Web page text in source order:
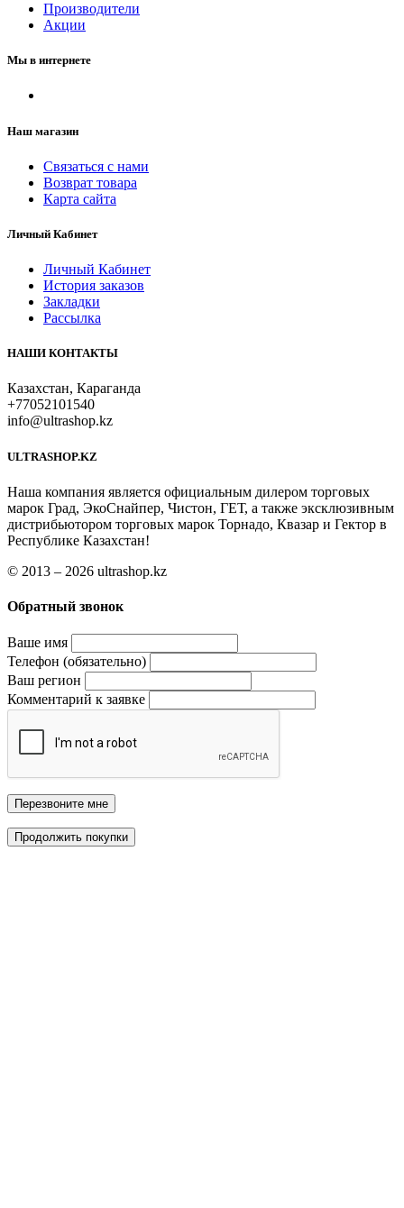
Производители
Акции
Мы в интернете
Наш магазин
Связаться с нами
Возврат товара
Карта сайта
Личный Кабинет
Личный Кабинет
История заказов
Закладки
Рассылка
НАШИ КОНТАКТЫ
Казахстан, Караганда
+77052101540
info@ultrashop.kz
ULTRASHOP.KZ
Наша компания является официальным дилером торговых
марок Град, ЭкоСнайпер, Чистон, ГЕТ, а также эксклюзивным
дистрибьютором торговых марок Торнадо, Квазар и Гектор в
Республике Казахстан!
© 2013 – 2026 ultrashop.kz
Обратный звонок
Ваше имя
Телефон (обязательно)
Ваш регион
Комментарий к заявке
Перезвоните мне
Продолжить покупки